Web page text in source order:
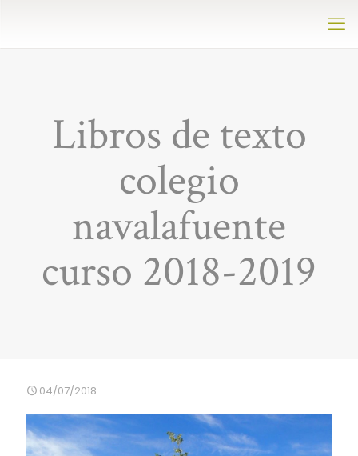
Libros de texto
colegio
navalafuente
curso 2018-2019
04/07/2018